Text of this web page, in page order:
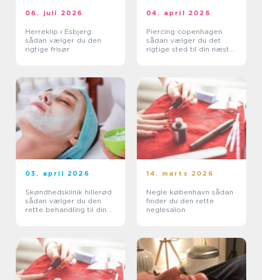
06. juli 2026
Herreklip i Esbjerg:
sådan vælger du den
rigtige frisør
04. april 2026
Piercing copenhagen
sådan vælger du det
rigtige sted til din næste
03. april 2026
Skøndhedsklinik hillerød
sådan vælger du den
rette behandling til din
14. marts 2026
Negle københavn sådan
finder du den rette
neglesalon